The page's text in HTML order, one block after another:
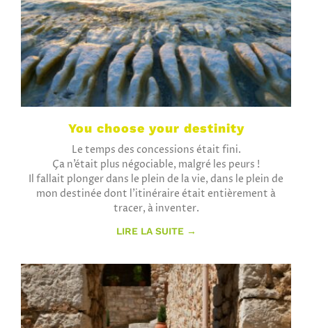
You choose your destinity
Le temps des concessions était fini.
Ça n’était plus négociable, malgré les peurs !
Il fallait plonger dans le plein de la vie, dans le plein de
mon destinée dont l’itinéraire était entièrement à
tracer, à inventer.
LIRE LA SUITE →